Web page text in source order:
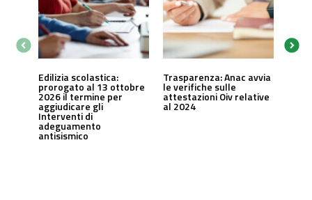
Edilizia scolastica:
prorogato al 13 ottobre
2026 il termine per
aggiudicare gli
Interventi di
adeguamento
antisismico
Trasparenza: Anac avvia
le verifiche sulle
attestazioni Oiv relative
al 2024